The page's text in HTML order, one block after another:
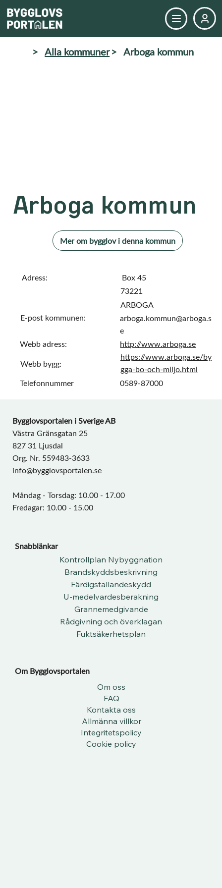
> Alla kommuner> Arboga kommun
Arboga kommun
Mer om bygglov i denna kommun
Adress:
E-post kommunen:
Webb adress:
Webb bygg:
Telefonnummer
Box 45
73221
ARBOGA
arboga.kommun@arboga.s
e
http://www.arboga.se
https://www.arboga.se/by
gga-bo-och-miljo.html
0589-87000
Bygglovsportalen i Sverige AB
Västra Gränsgatan 25
827 31 Ljusdal
Org. Nr. 559483-3633
info@bygglovsportalen.se
Måndag - Torsdag: 10.00 - 17.00
Fredagar: 10.00 - 15.00
Om Bygglovsportalen​
Om oss
FAQ
Kontakta oss
Allmänna villkor
Integritetspolicy
Cookie policy
Snabblänkar
Kontrollplan Nybyggnation
Brandskyddsbeskrivning
Färdigstallandeskydd
U-medelvardesberakning
Grannemedgivande
Rådgivning och överklagan
Fuktsäkerhetsplan